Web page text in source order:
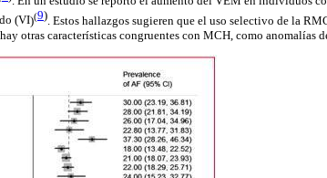
(VI)(9) Estos hallazgos sugieren que el uso selectivo de la
otras características congruentes con MCH, como anomalías